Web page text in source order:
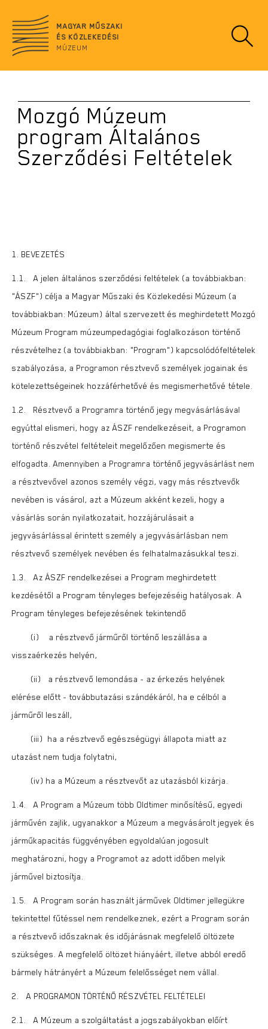
tartalomra
data
MAGYAR MŰSZAKI
ÉS KÖZLEKEDÉSI
MÚZEUM
Mozgó Múzeum
program Általános
Szerződési Feltételek
1. BEVEZETÉS
1.1. A jelen általános szerződési feltételek (a továbbiakban:
„ÁSZF”) célja a Magyar Műszaki és Közlekedési Múzeum (a
továbbiakban: Múzeum) által szervezett és meghirdetett Mozgó
Múzeum Program múzeumpedagógiai foglalkozáson történő
részvételhez (a továbbiakban: „Program”) kapcsolódófeltételek
szabályozása, a Programon résztvevő személyek jogainak és
kötelezettségeinek hozzáférhetővé és megismerhetővé tétele.
1.2. Résztvevő a Programra történő jegy megvásárlásával
egyúttal elismeri, hogy az ÁSZF rendelkezéseit, a Programon
történő részvétel feltételeit megelőzően megismerte és
elfogadta. Amennyiben a Programra történő jegyvásárlást nem
a résztvevővel azonos személy végzi, vagy más résztvevők
nevében is vásárol, azt a Múzeum akként kezeli, hogy a
vásárlás során nyilatkozatait, hozzájárulásait a
jegyvásárlással érintett személy a jegyvásárlásban nem
résztvevő személyek nevében és felhatalmazásukkal teszi.
1.3. Az ÁSZF rendelkezései a Program meghirdetett
kezdésétől a Program tényleges befejezéséig hatályosak. A
Program tényleges befejezésének tekintendő
(i) a résztvevő járműről történő leszállása a
visszaérkezés helyén,
(ii) a résztvevő lemondása - az érkezés helyének
elérése előtt - továbbutazási szándékáról, ha e célból a
járműről leszáll,
(iii) ha a résztvevő egészségügyi állapota miatt az
utazást nem tudja folytatni,
(iv) ha a Múzeum a résztvevőt az utazásból kizárja.
1.4. A Program a Múzeum több Oldtimer minősítésű, egyedi
járművén zajlik, ugyanakkor a Múzeum a megvásárolt jegyek és
járműkapacitás függvényében egyoldalúan jogosult
meghatározni, hogy a Programot az adott időben melyik
járművel biztosítja.
1.5. A Program során használt járművek Oldtimer jellegükre
tekintettel fűtéssel nem rendelkeznek, ezért a Program során
a résztvevő időszaknak és időjárásnak megfelelő öltözete
szükséges. A megfelelő öltözet hiányáért, illetve abból eredő
bármely hátrányért a Múzeum felelősséget nem vállal.
2. A PROGRAMON TÖRTÉNŐ RÉSZVÉTEL FELTÉTELEI
2.1. A Múzeum a szolgáltatást a jogszabályokban előírt